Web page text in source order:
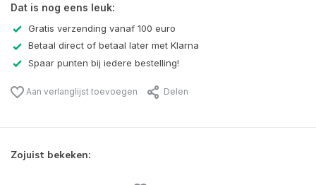
Dat is nog eens leuk:
Gratis verzending vanaf 100 euro
Betaal direct of betaal later met Klarna
Spaar punten bij iedere bestelling!
Aan verlanglijst toevoegen Delen
Zojuist bekeken: